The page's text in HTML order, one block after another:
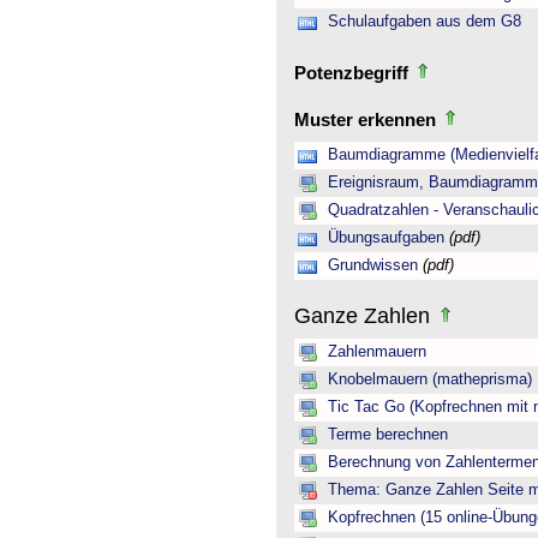
Schulaufgaben aus dem G8
Potenzbegriff
Muster erkennen
Baumdiagramme
Ereignisraum,
Quadratzahlen -
Übungsaufgaben (pdf)
Grundwissen (pdf)
Ganze Zahlen
Zahlenmauern
Knobelmauern (matheprisma)
Tic Tac Go (Kopfrechnen mit
Terme berechnen
Berechnung von
Thema: Ganze Zahlen Seite
Kopfrechnen (15 online-